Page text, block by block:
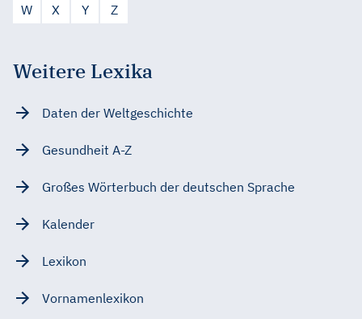
W
X Y Z
Weitere Lexika
Daten der Weltgeschichte
Gesundheit A-Z
Großes Wörterbuch der deutschen Sprache
Kalender
Lexikon
Vornamenlexikon